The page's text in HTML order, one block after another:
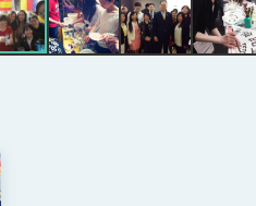
判階段性結果有助臺灣取得有
持「臺美對等貿易協定」簽署
部攜手合作，整合台灣雄厚數
滿意政府外交表現，高度支持
歐美日關係深化
，希望之光」為題發表2026新